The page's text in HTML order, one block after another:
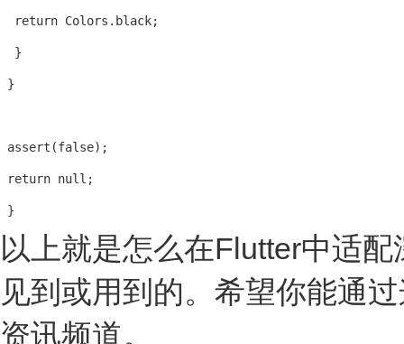
return Colors.black;
}
}
assert(false);
return null;
}
以上就是怎么在Flutter中适
见到或用到的。希望你能通
资讯频道。